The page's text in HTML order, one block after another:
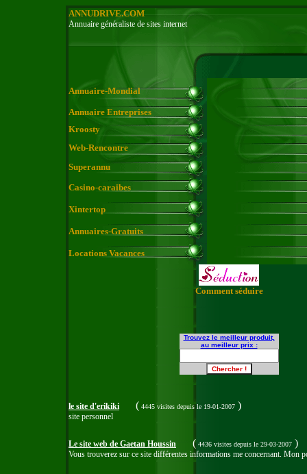
ANNUDRIVE.COM
Annuaire généraliste de sites internet
Annuaire-Mondial
Annuaire Entreprises
Kroosty
Web-Rencontre
Superannu
Casino-caraibes
Xintertop
Annuaires-Gratuits
Locations Vacances
Comment séduire
Trouvez le meilleur produit,
au meilleur prix :
le site d'erikiki ( 4445 visites depuis le 19-01-2007 )
site personnel
Le site web de Gaetan Houssin ( 4436 visites depuis le 29-03-2007 )
Vous trouverez sur ce site différentes informations me concernant. Mon